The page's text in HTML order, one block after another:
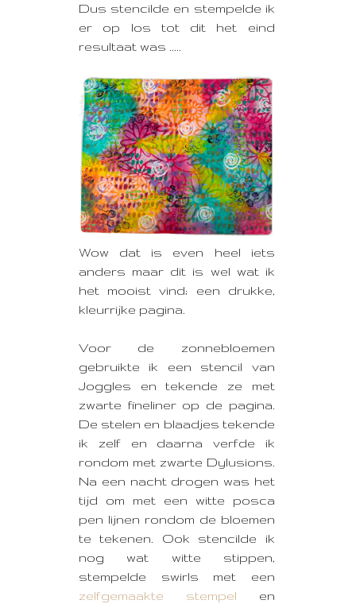
Dus stencilde en stempelde ik
er op los tot dit het eind
resultaat was .....
Wow dat is even heel iets
anders maar dit is wel wat ik
het mooist vind; een drukke,
kleurrijke pagina.
Voor de zonnebloemen
gebruikte ik een stencil van
Joggles en tekende ze met
zwarte fineliner op de pagina.
De stelen en blaadjes tekende
ik zelf en daarna verfde ik
rondom met zwarte Dylusions.
Na een nacht drogen was het
tijd om met een witte posca
pen lijnen rondom de bloemen
te tekenen. Ook stencilde ik
nog wat witte stippen,
stempelde swirls met een
zelfgemaakte stempel en